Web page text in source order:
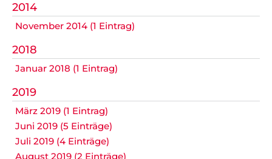
2014
November 2014 (1 Eintrag)
2018
Januar 2018 (1 Eintrag)
2019
März 2019 (1 Eintrag)
Juni 2019 (5 Einträge)
Juli 2019 (4 Einträge)
August 2019 (2 Einträge)
Datenschutz
Bitte nehmen Sie Kontakt mit uns auf. Wir helfen
gerne weiter.
post@svo.germaringen.de